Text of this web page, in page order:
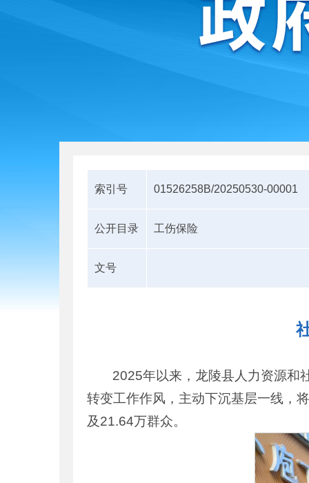
索引号 01526258B/20250530-00001
公开目录 工伤保险
文号
2025年以来，龙陵县人力资源和
转变工作作风，主动下沉基层一线，
及21.64万群众。